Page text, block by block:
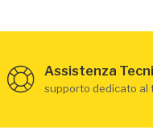
Assistenza
supporto dedicato al